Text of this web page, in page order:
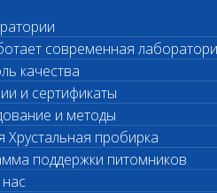
БИО
лаборатория
современная
качества
и сертификаты
и методы
Хрустальная пробирка
поддержки питомников